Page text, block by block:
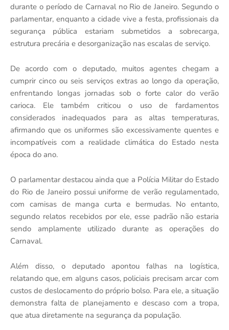
durante o período de Carnaval no Rio de Janeiro. Segundo o
parlamentar, enquanto a cidade vive a festa, profissionais da
segurança pública estariam submetidos a sobrecarga,
estrutura precária e desorganização nas escalas de serviço.
De acordo com o deputado, muitos agentes chegam a
cumprir cinco ou seis serviços extras ao longo da operação,
enfrentando longas jornadas sob o forte calor do verão
carioca. Ele também criticou o uso de fardamentos
considerados inadequados para as altas temperaturas,
afirmando que os uniformes são excessivamente quentes e
incompatíveis com a realidade climática do Estado nesta
época do ano.
O parlamentar destacou ainda que a Polícia Militar do Estado
do Rio de Janeiropossui uniforme de verão regulamentado,
com camisas de manga curta e bermudas. No entanto,
segundo relatos recebidos por ele, esse padrão não estaria
sendo amplamente utilizado durante as operações do
Carnaval.
Além disso, o deputado apontou falhas na logística,
relatando que, em alguns casos, policiais precisam arcar com
custos de deslocamento do próprio bolso. Para ele, a situação
demonstra falta de planejamento e descaso com a tropa,
que atua diretamente na segurança da população.